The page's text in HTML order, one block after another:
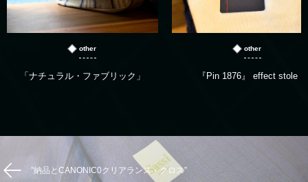
other
「ナチュラル・ファブリック」
other
『Pin 1876』 effect stole
”納品とCANONIC0クリアランス・クロス”